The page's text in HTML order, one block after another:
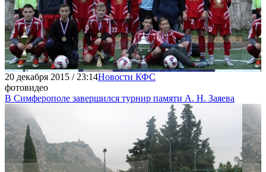
20 декабря 2015 / 23:14Новости КФС
фотовидео
В Симферополе завершился турнир памяти А. Н. Заяева